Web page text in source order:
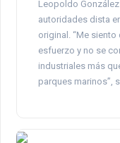
Leopoldo
autoridades dista
original. “Me
esfuerzo y no se
industriales más
parques marinos”,